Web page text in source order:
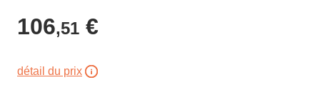
106,51 €
détail du prix